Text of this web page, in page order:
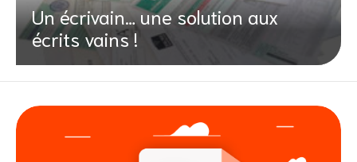
Un écrivain… une solution aux
écrits vains !